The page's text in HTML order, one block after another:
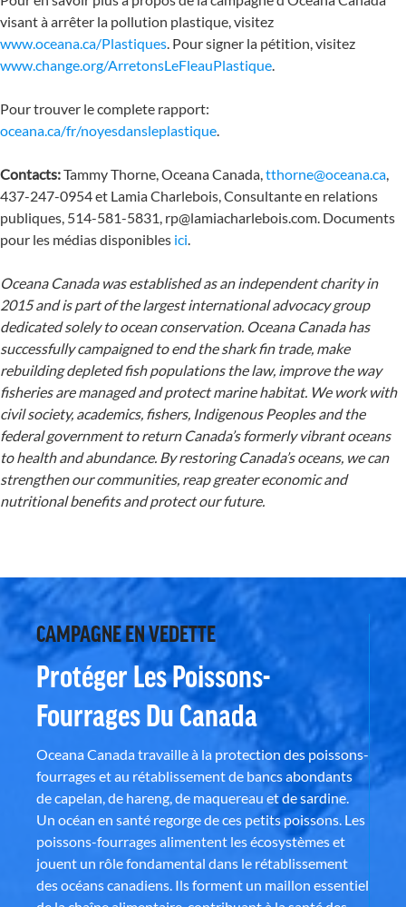
visant à arrêter la pollution plastique, visitez
www.oceana.ca/Plastiques. Pour signer la pétition, visitez
www.change.org/ArretonsLeFleauPlastique.
Pour trouver le complete rapport:
oceana.ca/fr/noyesdansleplastique.
Contacts:Tammy Thorne, Oceana Canada,tthorne@oceana.ca,
437-247-0954 et Lamia Charlebois, Consultante en relations
publiques, 514-581-5831, rp@lamiacharlebois.com. Documents
pour les médias disponibles ici.
Oceana Canada was established as an independent charity in
2015 and is part of the largest international advocacy group
dedicated solely to ocean conservation. Oceana Canada has
successfully campaigned to end the shark fin trade, make
rebuilding depleted fish populations the law, improve the way
fisheries are managed and protect marine habitat. We work with
civil society, academics, fishers, Indigenous Peoples and the
federal government to return Canada’s formerly vibrant oceans
to health and abundance. By restoring Canada’s oceans, we can
strengthen our communities, reap greater economic and
nutritional benefits and protect our future.
CAMPAGNE EN VEDETTE
Protéger Les Poissons-
Fourrages Du Canada
Oceana Canada travaille à la protection des poissons-
fourrages et au rétablissement de bancs abondants
de capelan, de hareng, de maquereau et de sardine.
Un océan en santé regorge de ces petits poissons. Les
poissons-fourrages alimentent les écosystèmes et
jouent un rôle fondamental dans le rétablissement
des océans canadiens. Ils forment un maillon essentiel